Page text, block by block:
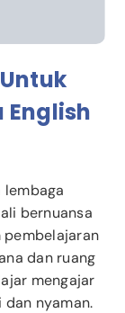
English
bernuansa
pembelajaran
dan ruang
mengajar
nyaman.